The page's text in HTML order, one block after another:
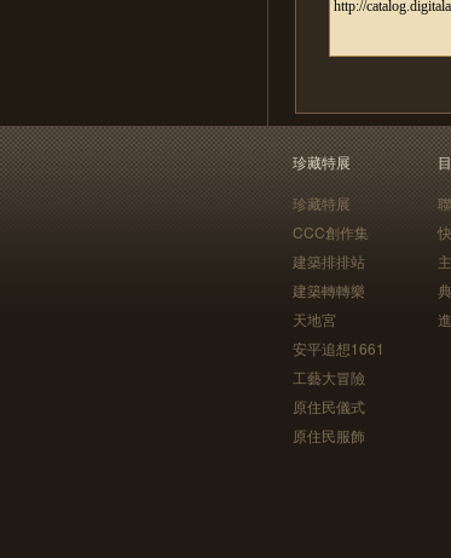
珍藏特展
珍藏特展
CCC創作集
建築排排站
建築轉轉樂
天地宮
安平追想1661
工藝大冒險
原住民儀式
原住民服飾